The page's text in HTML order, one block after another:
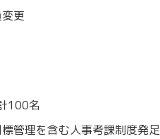
更
100名
管理を含む人事考課制度発足